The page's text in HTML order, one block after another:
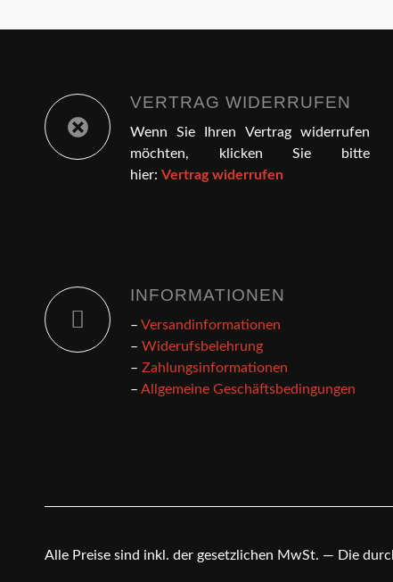
VERTRAG WIDERRUFEN
Wenn Sie Ihren Vertrag widerrufen
möchten, klicken Sie bitte
hier: Vertrag widerrufen
INFORMATIONEN
– Versandinformationen
– Widerufsbelehrung
– Zahlungsinformationen
– Allgemeine Geschäftsbedingungen
Alle Preise sind inkl. der gesetzlichen MwSt. — Die